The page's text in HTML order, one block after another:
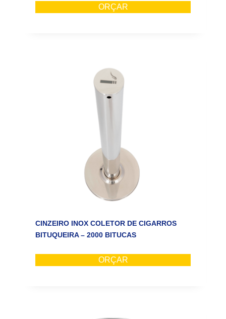
ORÇAR
CINZEIRO INOX COLETOR DE CIGARROS
BITUQUEIRA – 2000 BITUCAS
ORÇAR